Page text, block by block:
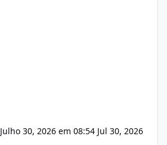
Julho 30, 2026 em 08:54 Jul 30, 2026